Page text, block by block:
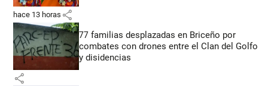
hace 13 horas share
77 familias desplazadas en Briceño por
combates con drones entre el Clan del Golfo
y disidencias
share